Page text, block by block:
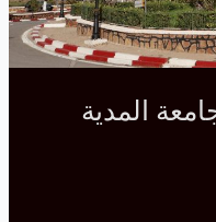
المدية